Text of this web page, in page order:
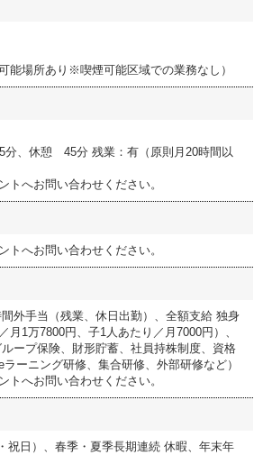
能場所あり※喫煙可能区域での業務なし）
、休憩 45分 残業：有（原則月20時間以
トへお問い合わせください。
トへお問い合わせください。
外手当（残業、休日出勤）、全額支給 独身
月1万7800円、子1人あたり／月7000円）、
ープ保険、財形貯蓄、社員持株制度、資格
ーニング研修、集合研修、外部研修など）
トへお問い合わせください。
祝日）、春季・夏季長期連続 休暇、年末年